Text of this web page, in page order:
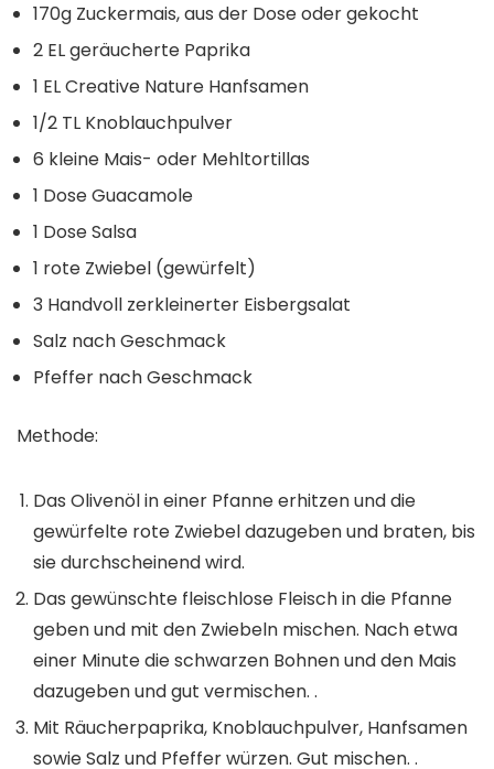
170g Zuckermais, aus der Dose oder gekocht⁠
2 EL geräucherte Paprika ⁠
1 EL Creative Nature Hanfsamen⁠
1/2 TL Knoblauchpulver⁠
6 kleine Mais- oder Mehltortillas⁠
1 Dose Guacamole ⁠
1 Dose Salsa⁠
1 rote Zwiebel ⁠(gewürfelt) ⁠
3 Handvoll zerkleinerter Eisbergsalat ⁠
Salz nach Geschmack
Pfeffer nach Geschmack⁠
Methode:
Das Olivenöl in einer Pfanne erhitzen und die
gewürfelte rote Zwiebel dazugeben und braten, bis
sie durchscheinend wird.
Das gewünschte fleischlose Fleisch in die Pfanne
geben und mit den Zwiebeln mischen. Nach etwa
einer Minute die schwarzen Bohnen und den Mais
dazugeben und gut vermischen. ⁠.
Mit Räucherpaprika, Knoblauchpulver, Hanfsamen
sowie Salz und Pfeffer würzen. Gut mischen. ⁠.